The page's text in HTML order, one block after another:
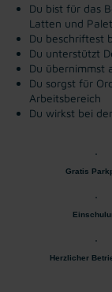
Du bist für das
Latten und
Du beschriftest
Du unterstützt
Du übernimmst
Du sorgst für
Arbeitsbereich
Du wirkst bei
Gratis
Herzlicher